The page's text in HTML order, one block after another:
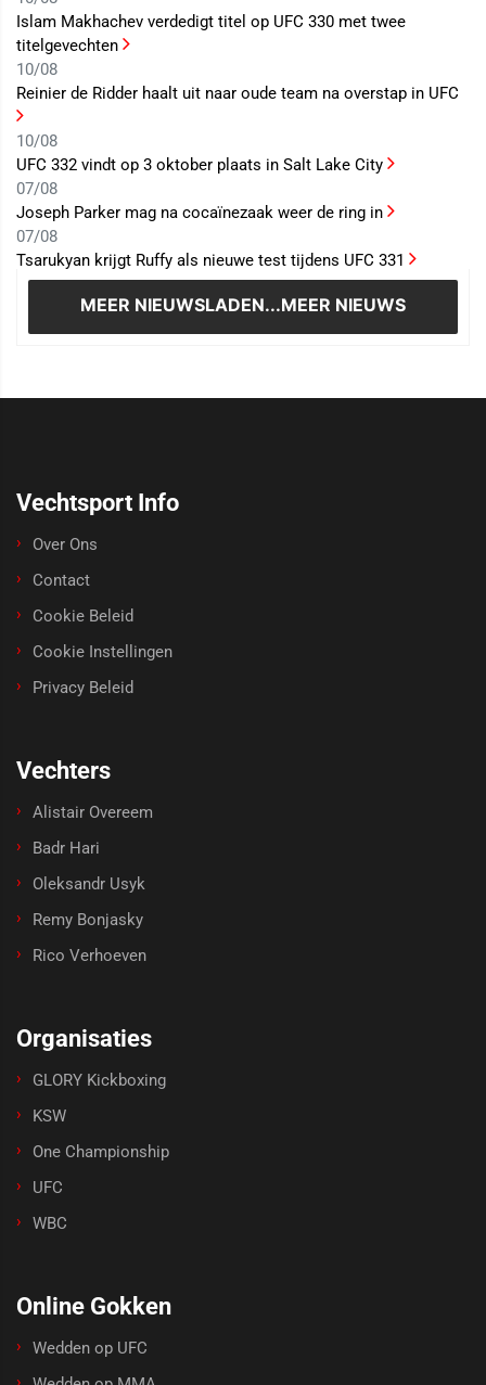
Islam Makhachev verdedigt titel op UFC 330 met twee
titelgevechten
10/08
Reinier de Ridder haalt uit naar oude team na overstap in UFC
10/08
UFC 332 vindt op 3 oktober plaats in Salt Lake City
07/08
Joseph Parker mag na cocaïnezaak weer de ring in
07/08
Tsarukyan krijgt Ruffy als nieuwe test tijdens UFC 331
MEER NIEUWSLADEN...MEER NIEUWS
Vechtsport Info
Over Ons
Contact
Cookie Beleid
Cookie Instellingen
Privacy Beleid
Vechters
Alistair Overeem
Badr Hari
Oleksandr Usyk
Remy Bonjasky
Rico Verhoeven
Organisaties
GLORY Kickboxing
KSW
One Championship
UFC
WBC
Online Gokken
Wedden op UFC